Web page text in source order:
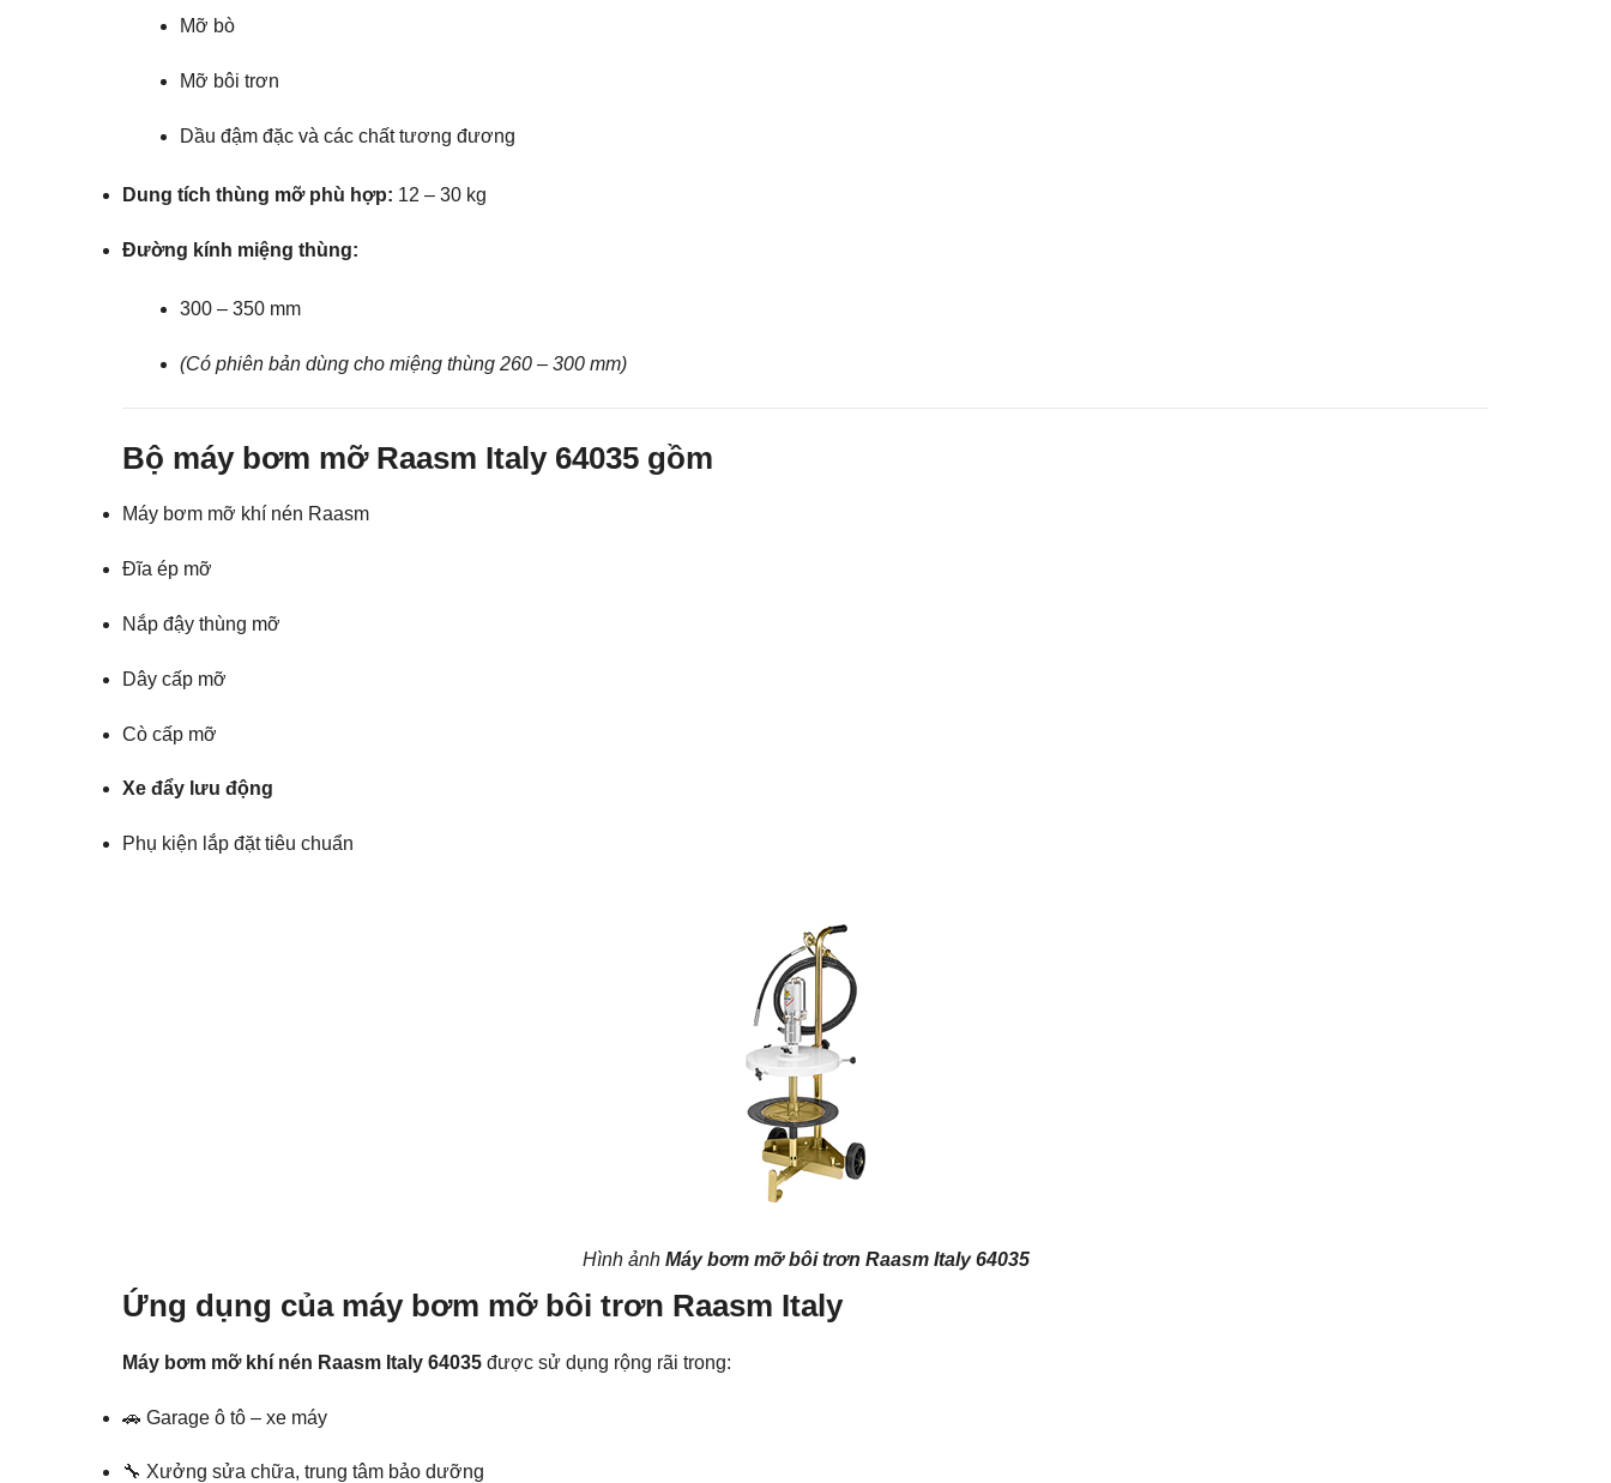
Mỡ bò
Mỡ bôi trơn
Dầu đậm đặc và các chất tương đương
Dung tích thùng mỡ phù hợp: 12 – 30 kg
Đường kính miệng thùng:
300 – 350 mm
(Có phiên bản dùng cho miệng thùng 260 – 300 mm)
Bộ máy bơm mỡ Raasm Italy 64035 gồm
Máy bơm mỡ khí nén Raasm
Đĩa ép mỡ
Nắp đậy thùng mỡ
Dây cấp mỡ
Cò cấp mỡ
Xe đẩy lưu động
Phụ kiện lắp đặt tiêu chuẩn
Hình ảnh Máy bơm mỡ bôi trơn Raasm Italy 64035
Ứng dụng của máy bơm mỡ bôi trơn Raasm Italy
Máy bơm mỡ khí nén Raasm Italy 64035 được sử dụng rộng rãi trong:
🚗 Garage ô tô – xe máy
🔧 Xưởng sửa chữa, trung tâm bảo dưỡng